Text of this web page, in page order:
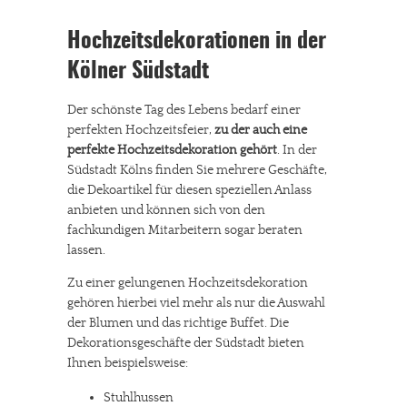
Hochzeitsdekorationen in der
Kölner Südstadt
Der schönste Tag des Lebens bedarf einer
perfekten Hochzeitsfeier, zu der auch eine
perfekte Hochzeitsdekoration gehört. In der
Südstadt Kölns finden Sie mehrere Geschäfte,
die Dekoartikel für diesen speziellen Anlass
anbieten und können sich von den
fachkundigen Mitarbeitern sogar beraten
lassen.
Zu einer gelungenen Hochzeitsdekoration
gehören hierbei viel mehr als nur die Auswahl
der Blumen und das richtige Buffet. Die
Dekorationsgeschäfte der Südstadt bieten
Ihnen beispielsweise:
Stuhlhussen